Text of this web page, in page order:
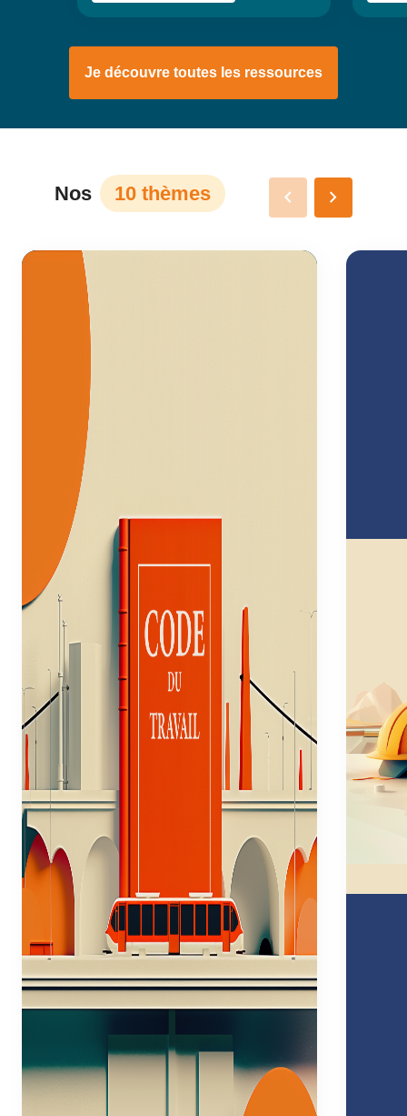
Je découvre toutes les ressources
Nos 10 thèmes keyboard_arrow_left keyboard_arrow_right